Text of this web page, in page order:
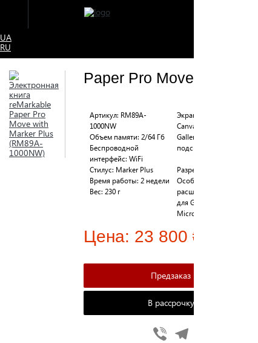
UA
RU
Paper Pro Move
Артикул: RM89A-
1000NW
Экран: 7.3", сенсорный,
Canvas Color, E Ink
Gallery 3, встроенная
подсветка
Объем памяти: 2/64 Гб
Беспроводной
интерфейс: WiFi
Стилус: Marker Plus
Разрешение: 264 ppi
Время работы: 2 недели
Особенности:
расширения reMarkable
для Google Chrome,
Microsoft Office
Вес: 230 г
Цена: 23 800 ₴
В рассрочку
Viber